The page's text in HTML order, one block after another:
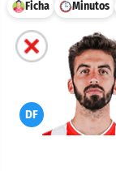
Ficha Minutos
DF